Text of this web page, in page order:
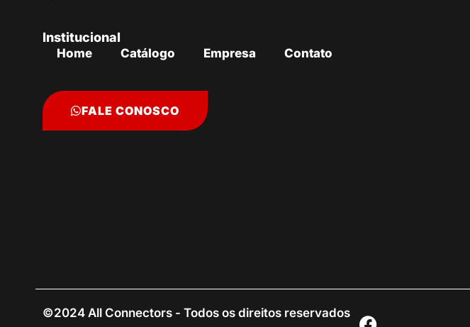
Institucional
Home Catálogo Empresa Contato
FALE CONOSCO
©2024 All Connectors - Todos os direitos reservados